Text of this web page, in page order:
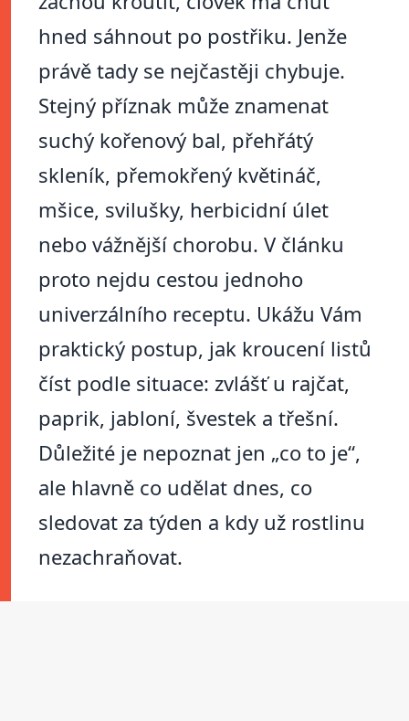
hned sáhnout po postřiku. Jenže
právě tady se nejčastěji chybuje.
Stejný příznak může znamenat
suchý kořenový bal, přehřátý
skleník, přemokřený květináč,
mšice, svilušky, herbicidní úlet
nebo vážnější chorobu. V článku
proto nejdu cestou jednoho
univerzálního receptu. Ukážu Vám
praktický postup, jak kroucení listů
číst podle situace: zvlášť u rajčat,
paprik, jabloní, švestek a třešní.
Důležité je nepoznat jen „co to je“,
ale hlavně co udělat dnes, co
sledovat za týden a kdy už rostlinu
nezachraňovat.